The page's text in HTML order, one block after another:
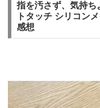
指を汚さず、気持ち
トタッチ シリコン
感想